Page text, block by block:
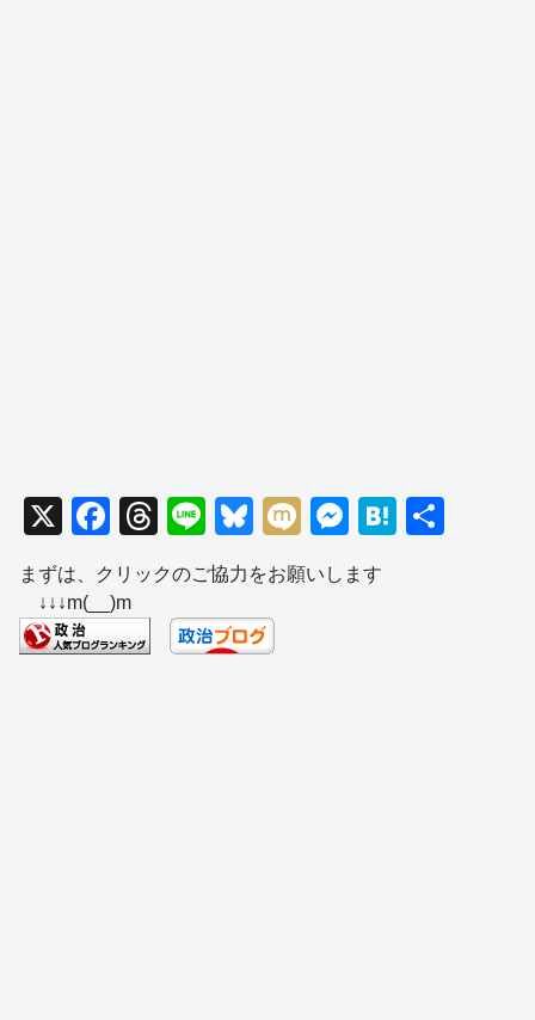
X
F
a
c
e
b
T
hr
e
a
d
Li
n
e
Bl
u
e
sk
y
M
ixi
M
e
ss
H
まずは、クリックのご協力をお願いします
↓↓↓m(__)m